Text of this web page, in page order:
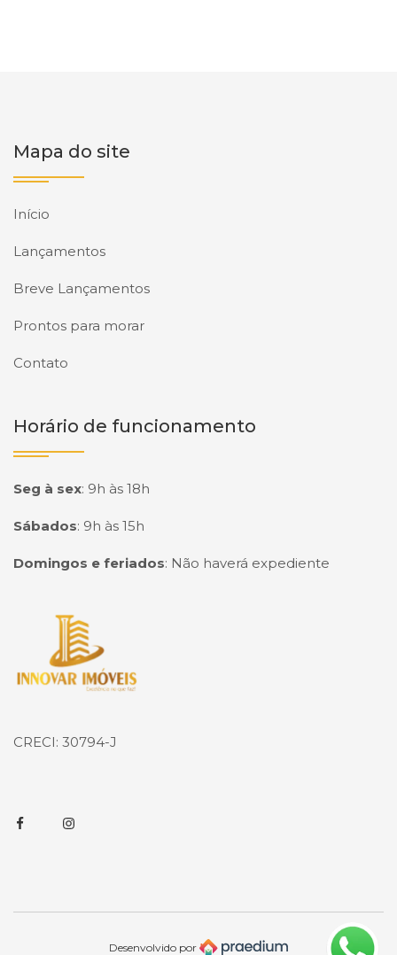
Mapa do site
Início
Lançamentos
Breve Lançamentos
Prontos para morar
Contato
Horário de funcionamento
Seg à sex: 9h às 18h
Sábados: 9h às 15h
Domingos e feriados: Não haverá expediente
Página inicial
CRECI: 30794-J
FacebookInstagram
Desenvolvido por